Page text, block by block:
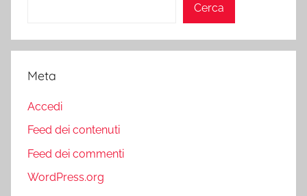
Cerca
Meta
Accedi
Feed dei contenuti
Feed dei commenti
WordPress.org